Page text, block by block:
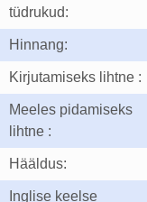
tüdrukud:
Hinnang:
Kirjutamiseks lihtne :
Meeles pidamiseks
lihtne :
Hääldus:
Inglise keelse